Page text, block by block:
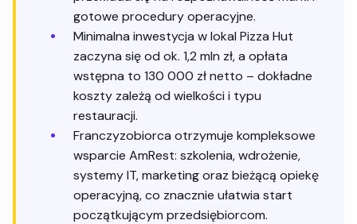
gotowe procedury operacyjne.
Minimalna inwestycja w lokal Pizza Hut
zaczyna się od ok. 1,2 mln zł, a opłata
wstępna to 130 000 zł netto – dokładne
koszty zależą od wielkości i typu
restauracji.
Franczyzobiorca otrzymuje kompleksowe
wsparcie AmRest: szkolenia, wdrożenie,
systemy IT, marketing oraz bieżącą opiekę
operacyjną, co znacznie ułatwia start
początkującym przedsiębiorcom.